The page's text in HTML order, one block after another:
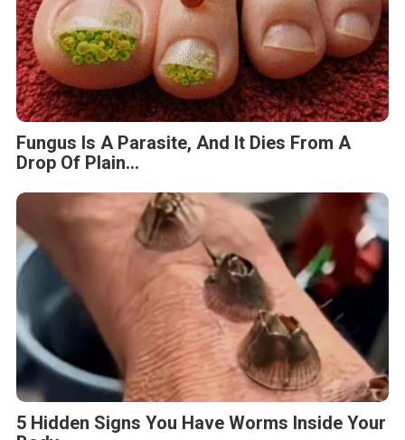
Fungus Is A Parasite, And It Dies From A
Drop Of Plain...
5 Hidden Signs You Have Worms Inside Your